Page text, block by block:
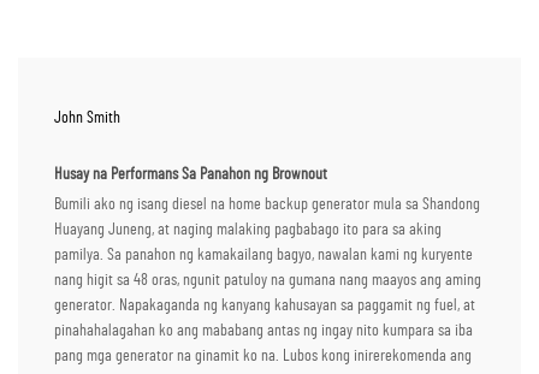
John Smith
Husay na Performans Sa Panahon ng Brownout
Bumili ako ng isang diesel na home backup generator mula sa Shandong
Huayang Juneng, at naging malaking pagbabago ito para sa aking
pamilya. Sa panahon ng kamakailang bagyo, nawalan kami ng kuryente
nang higit sa 48 oras, ngunit patuloy na gumana nang maayos ang aming
generator. Napakaganda ng kanyang kahusayan sa paggamit ng fuel, at
pinahahalagahan ko ang mababang antas ng ingay nito kumpara sa iba
pang mga generator na ginamit ko na. Lubos kong inirerekomenda ang